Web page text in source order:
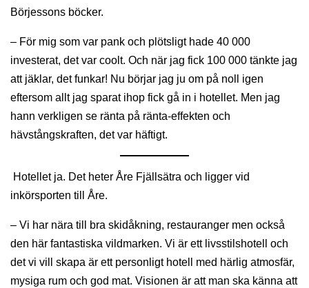
Börjessons böcker.
– För mig som var pank och plötsligt hade 40 000
investerat, det var coolt. Och när jag fick 100 000 tänkte jag
att jäklar, det funkar! Nu börjar jag ju om på noll igen
eftersom allt jag sparat ihop fick gå in i hotellet. Men jag
hann verkligen se ränta på ränta-effekten och
hävstångskraften, det var häftigt.
Hotellet ja. Det heter Åre Fjällsätra och ligger vid
inkörsporten till Åre.
– Vi har nära till bra skidåkning, restauranger men också
den här fantastiska vildmarken. Vi är ett livsstilshotell och
det vi vill skapa är ett personligt hotell med härlig atmosfär,
mysiga rum och god mat. Visionen är att man ska känna att